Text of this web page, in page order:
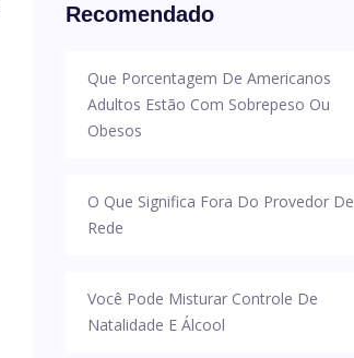
Recomendado
Que Porcentagem De Americanos
Adultos Estão Com Sobrepeso Ou
Obesos
O Que Significa Fora Do Provedor De
Rede
Você Pode Misturar Controle De
Natalidade E Álcool